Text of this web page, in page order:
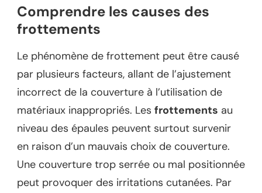
Comprendre les causes des
frottements
Le phénomène de frottement peut être causé
par plusieurs facteurs, allant de l’ajustement
incorrect de la couverture à l’utilisation de
matériaux inappropriés. Les frottements au
niveau des épaules peuvent surtout survenir
en raison d’un mauvais choix de couverture.
Une couverture trop serrée ou mal positionnée
peut provoquer des irritations cutanées. Par